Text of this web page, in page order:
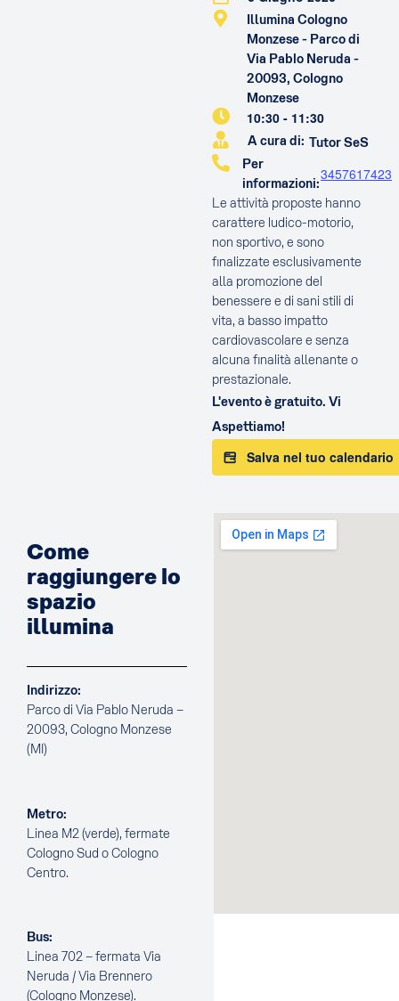
Illumina Cologno
Monzese - Parco di
Via Pablo Neruda -
20093, Cologno
Monzese
10:30 - 11:30
A cura di: Tutor SeS
Per
informazioni:
3457617423
Le attività proposte hanno
carattere ludico-motorio,
non sportivo, e sono
finalizzate esclusivamente
alla promozione del
benessere e di sani stili di
vita, a basso impatto
cardiovascolare e senza
alcuna finalità allenante o
prestazionale.
L'evento è gratuito. Vi
Aspettiamo!
Salva nel tuo calendario
Come
raggiungere lo
spazio
illumina
Indirizzo:
Parco di Via Pablo Neruda –
20093, Cologno Monzese
(MI)
Metro:
Linea M2 (verde), fermate
Cologno Sud o Cologno
Centro.
Bus:
Linea 702 – fermata Via
Neruda / Via Brennero
(Cologno Monzese).